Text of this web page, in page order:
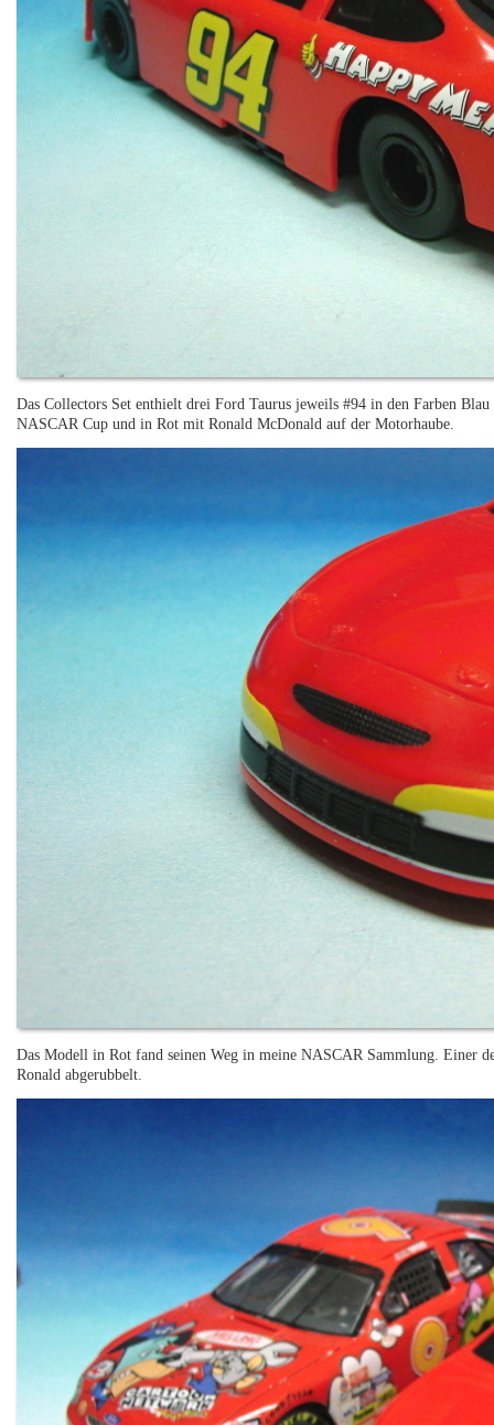
Das Collectors Set enthielt drei Ford Taurus jeweils #94 in den Farben
NASCAR Cup und in Rot mit Ronald McDonald auf der Motorhaube.
Das Modell in Rot fand seinen Weg in meine NASCAR Sammlung. Einer
Ronald abgerubbelt.